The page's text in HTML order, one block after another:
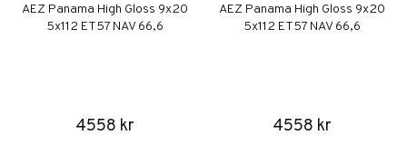
AEZ Panama High Gloss 9x20
5x112 ET57 NAV 66,6
4558 kr
AEZ Panama High Gloss 9x20
5x112 ET57 NAV 66,6
4558 kr